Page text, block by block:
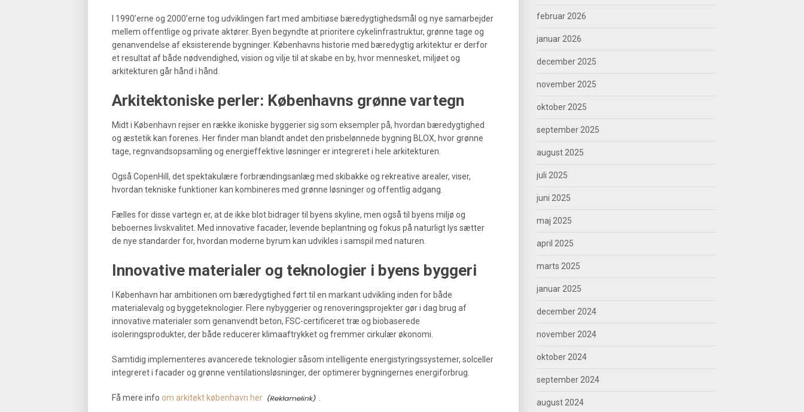
I 1990’erne og 2000’erne tog udviklingen fart med ambitiøse bæredygtighedsmål og nye samarbejder
mellem offentlige og private aktører. Byen begyndte at prioritere cykelinfrastruktur, grønne tage og
genanvendelse af eksisterende bygninger. Københavns historie med bæredygtig arkitektur er derfor
et resultat af både nødvendighed, vision og vilje til at skabe en by, hvor mennesket, miljøet og
arkitekturen går hånd i hånd.
Arkitektoniske perler: Københavns grønne vartegn
Midt i København rejser en række ikoniske byggerier sig som eksempler på, hvordan bæredygtighed
og æstetik kan forenes. Her finder man blandt andet den prisbelønnede bygning BLOX, hvor grønne
tage, regnvandsopsamling og energieffektive løsninger er integreret i hele arkitekturen.
Også CopenHill, det spektakulære forbrændingsanlæg med skibakke og rekreative arealer, viser,
hvordan tekniske funktioner kan kombineres med grønne løsninger og offentlig adgang.
Fælles for disse vartegn er, at de ikke blot bidrager til byens skyline, men også til byens miljø og
beboernes livskvalitet. Med innovative facader, levende beplantning og fokus på naturligt lys sætter
de nye standarder for, hvordan moderne byrum kan udvikles i samspil med naturen.
Innovative materialer og teknologier i byens byggeri
I København har ambitionen om bæredygtighed ført til en markant udvikling inden for både
materialevalg og byggeteknologier. Flere nybyggerier og renoveringsprojekter gør i dag brug af
innovative materialer som genanvendt beton, FSC-certificeret træ og biobaserede
isoleringsprodukter, der både reducerer klimaaftrykket og fremmer cirkulær økonomi.
Samtidig implementeres avancerede teknologier såsom intelligente energistyringssystemer, solceller
integreret i facader og grønne ventilationsløsninger, der optimerer bygningernes energiforbrug.
Få mere info om arkitekt københavn her
februar 2026
januar 2026
december 2025
november 2025
oktober 2025
september 2025
august 2025
juli 2025
juni 2025
maj 2025
april 2025
marts 2025
januar 2025
december 2024
november 2024
oktober 2024
september 2024
august 2024